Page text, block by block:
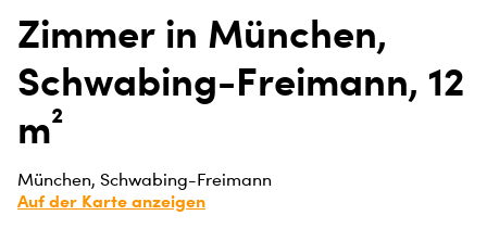
Zimmer in München,
Schwabing-Freimann, 12
m²
München, Schwabing-Freimann
Auf der Karte anzeigen